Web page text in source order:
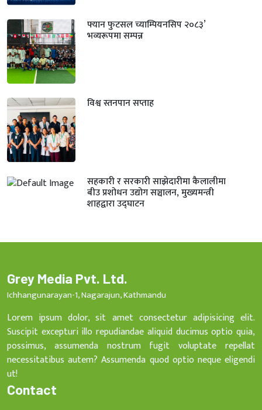
फ्यान फुटसल च्याम्पियनसिप २०८३’
भव्यरूपमा सम्पन्न
विश्व स्तनपान सप्ताह
सहकारी र सरकारी साझेदारीमा कैलालीमा
बीउ प्रशोधन उद्योग सञ्चालन, मुख्यमन्त्री
शाहद्वारा उद्घाटन
Grey Media Pvt. Ltd.
Ichhangunarayan-1, Nagarajun, Kathmandu
Lorem ipsum dolor, sit amet consectetur adipisicing elit.
Suscipit excepturi illo repudiandae aliquid ducimus optio quia,
possimus, assumenda nostrum fugit voluptate repellat
necessitatibus autem? Assumenda quod optio neque eligendi
ut!
Contact